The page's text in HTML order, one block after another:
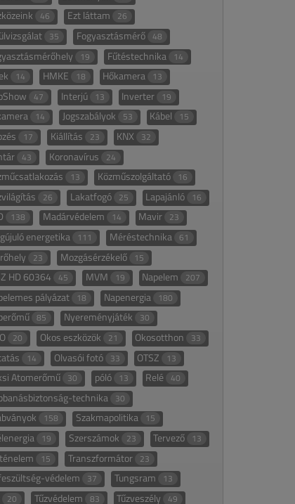
46 Ezt láttam 26
35 Fogyasztásmérő 48
19 Fűtéstechnika 14
14 HMKE 18 Hőkamera 13
47 Interjú 13 Inverter 19
14 Jogszabályok 53 Kábel 15
17 Kiállítás 23 KNX 32
43 Koronavírus 24
13 Közműszolgáltató 16
26 Lakatfogó 25 Lapajánló 16
138 Madárvédelem 14 Mavir 23
energetika 111 Méréstechnika 61
23 Mozgásérzékelő 15
HD 60364 45 MVM 19 Napelem 207
pályázat 18 Napenergia 180
85 Nyereményjáték 30
20 Okos eszközök 21 Okosotthon 33
14 Olvasói fotó 33 OTSZ 13
Atomerőmű 30 póló 13 Relé 40
technika 30
158 Szakmapolitika 15
19 Szerszámok 23 Tervező 13
15 Transzformátor 23
védelem 37 Tungsram 13
20 Tűzvédelem 83 Tűzveszély 49